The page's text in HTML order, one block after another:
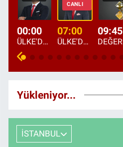
00:00
ÜLKE'DE BU GECE
CANLI
07:00
ÜLKE'DE HAFTA SONU
09:45
Yükleniyor...
İSTANBUL